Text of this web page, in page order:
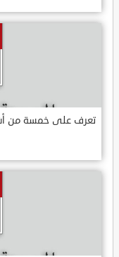
تعرف على خمسة من